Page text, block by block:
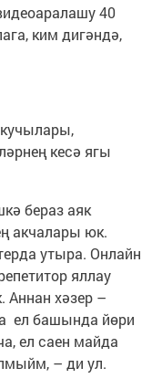
40
ким дигәндә,
кесә ягы
бераз аяк
акчалары юк.
утыра. Онлайн
яллау
Аннан хәзер –
ел башында йөри
ел саен майда
– ди ул.